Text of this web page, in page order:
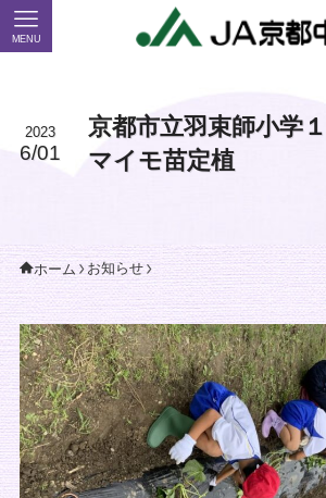
MENU
京都市立羽束師小学
マイモ苗定植
2023
6/01
ホーム お知らせ